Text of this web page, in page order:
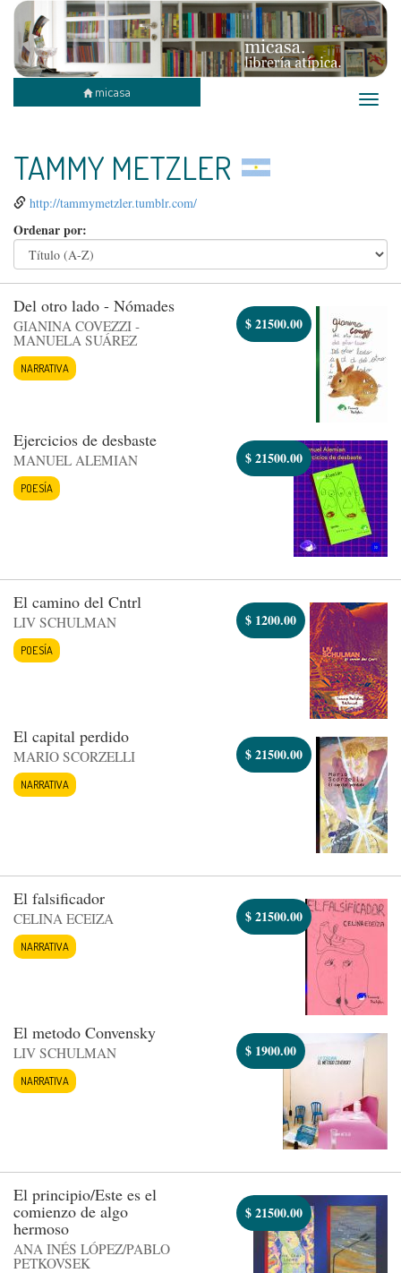
Toggle
micasa
TAMMY METZLER
http://tammymetzler.tumblr.com/
Ordenar por:
Del otro lado - Nómades
GIANINA COVEZZI -
MANUELA SUÁREZ
NARRATIVA
$21500.00
Ejercicios de desbaste
MANUEL ALEMIAN
POESÍA
$21500.00
El camino del Cntrl
LIV SCHULMAN
POESÍA
$ 1200.00
El capital perdido
MARIO SCORZELLI
NARRATIVA
$21500.00
El falsificador
CELINA ECEIZA
NARRATIVA
$21500.00
El metodo Convensky
LIV SCHULMAN
NARRATIVA
$ 1900.00
El principio/Este es el
comienzo de algo
hermoso
ANA INÉS LÓPEZ/PABLO
PETKOVSEK
$21500.00